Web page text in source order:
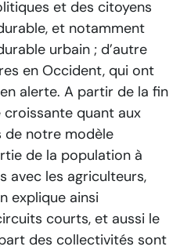
et des citoyens
et notamment
urbain ; d’autre
en Occident, qui ont
alerte. A partir de la fin
croissante quant aux
de notre modèle
de la population à
avec les agriculteurs,
explique ainsi
courts, et aussi le
des collectivités sont